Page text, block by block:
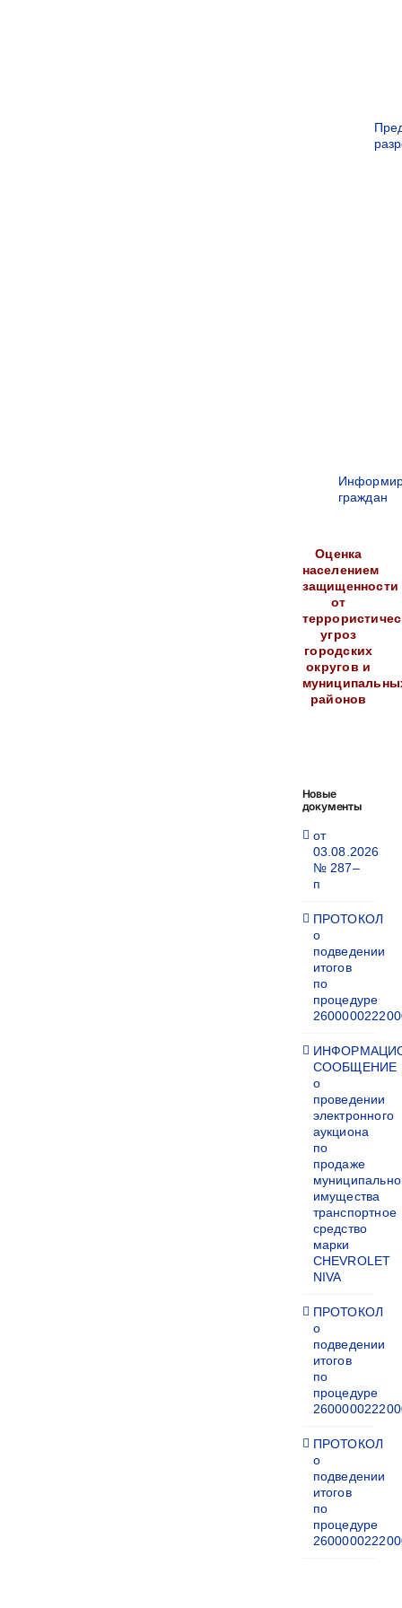
граждан
Оценка
населением
защищенности
от
угроз
городских
округов и
районов
Новые
документы
от
03.08.2026
№ 287–
п
ПРОТОКОЛ
о
подведении
итогов
по
процедуре
СООБЩЕНИЕ
о
проведении
электронного
аукциона
по
продаже
имущества
транспортное
средство
марки
CHEVROLET
NIVA
ПРОТОКОЛ
о
подведении
итогов
по
процедуре
ПРОТОКОЛ
о
подведении
итогов
по
процедуре